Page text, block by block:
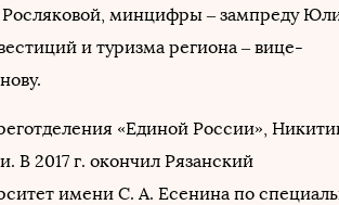
минцифры – зампреду
и туризма региона – вице-
«Единой России»,
В 2017 г. окончил Рязанский
имени С. А. Есенина по